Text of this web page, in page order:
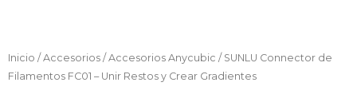
Inicio /Accesorios /Accesorios Anycubic / SUNLU Connector de
Filamentos FC01 – Unir Restos y Crear Gradientes